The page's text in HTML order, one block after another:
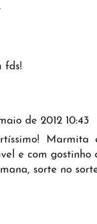
fds!
de 2012 10:43
e com gostinho
sorte no